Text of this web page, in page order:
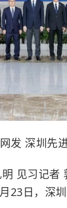
发 深圳先进
见习记者
23日，深